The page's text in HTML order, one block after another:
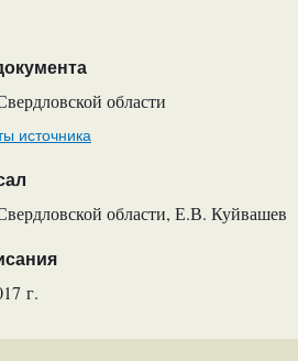
области
источника
области, Е.В. Куйвашев
г.